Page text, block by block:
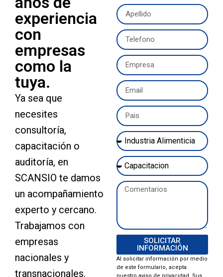
experiencia
con
empresas
como la
tuya.
Ya sea que
necesites
consultoría,
capacitación o
auditoría, en
SCANSIO te damos
un acompañamiento
experto y cercano.
Trabajamos con
empresas
nacionales y
transnacionales.
SOLICITAR
INFORMACIÓN
Al solicitar información por medio
de este formulario, acepta
nuestro aviso de privacidad. Sus